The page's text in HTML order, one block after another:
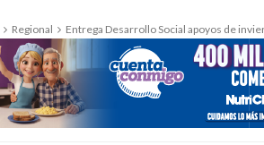
Regional Entrega Desarrollo Social apoyos de